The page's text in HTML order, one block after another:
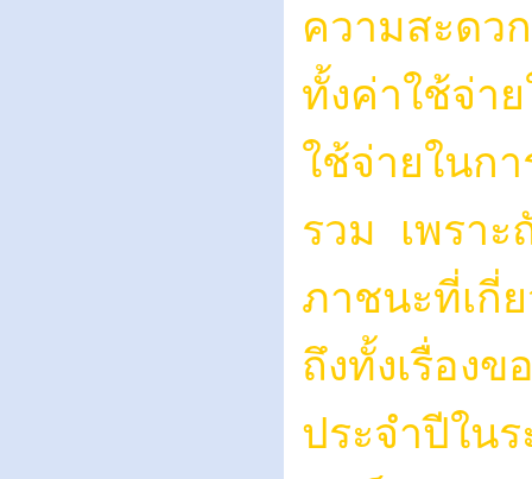
ความสะดว
ทั้งค่าใช้จ่า
ใช้จ่ายในก
รวม เพราะ
ภาชนะที่เกี่
ถึงทั้งเรื่อง
ประจำปีใน